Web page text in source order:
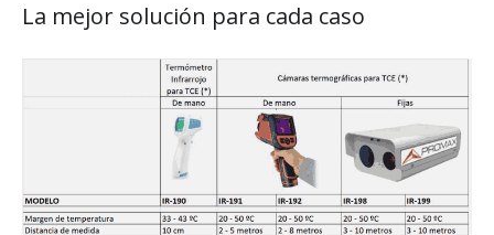
La mejor solución para cada caso